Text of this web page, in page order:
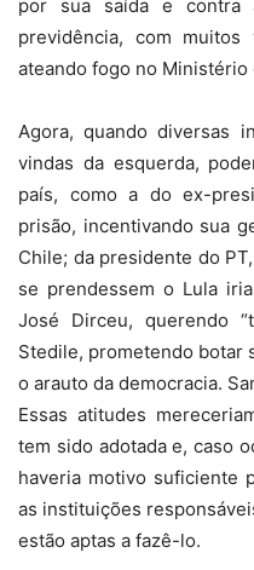
por sua saída e contra
previdência, com
ateando fogo no Ministério
Agora, quando diversas
vindas da esquerda,
país, como a do ex-
prisão, incentivando sua
Chile; da presidente do
se prendessem o Lula
José Dirceu, querendo
Stedile, prometendo botar
o arauto da democracia.
Essas atitudes
tem sido adotada e, caso
haveria motivo suficiente
as instituições
estão aptas a fazê-lo.